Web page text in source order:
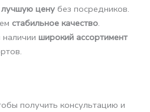
лучшую цену без посредников.
стабильное качество.
наличии широкий ассортимент
получить консультацию и